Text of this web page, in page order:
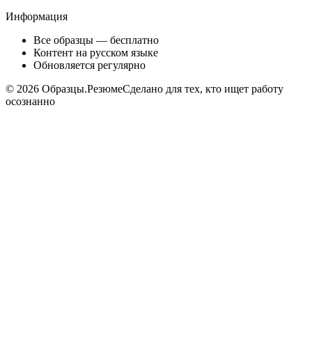
Информация
Все образцы — бесплатно
Контент на русском языке
Обновляется регулярно
© 2026 Образцы.РезюмеСделано для тех, кто ищет работу
осознанно